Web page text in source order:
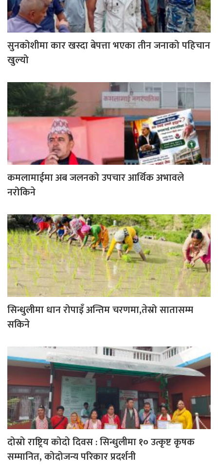
सुनकोशीमा कार खस्दा बेपत्ता भएका तीन जनाको पहिचान
खुल्यो
कमलामाईमा अब जलनको उपचार आर्थिक अभावले
नरोकिने
सिन्धुलीमा धान रोपाइँ अन्तिम चरणमा,तेस्रो सातासम्म
सकिने
दोस्रो राष्ट्रिय कोदो दिवस : सिन्धुलीमा १० उत्कृष्ट कृषक
सम्मानित, कोदोजन्य परिकार प्रदर्शनी